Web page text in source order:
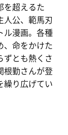
を超えるた
人公、範馬刃
ル漫画。各種
、命をかけた
ずとも熱くさ
根勤さんが登
繰り広げてい